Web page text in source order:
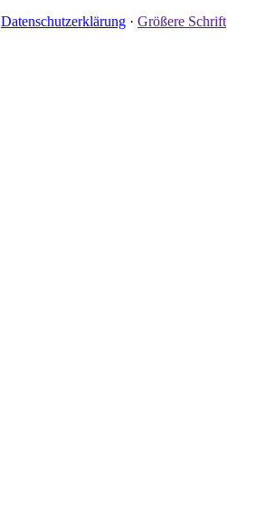
Datenschutzerklärung · Größere Schrift